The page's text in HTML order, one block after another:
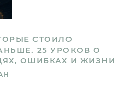
СТОИЛО
25 УРОКОВ О
ОШИБКАХ И ЖИЗНИ